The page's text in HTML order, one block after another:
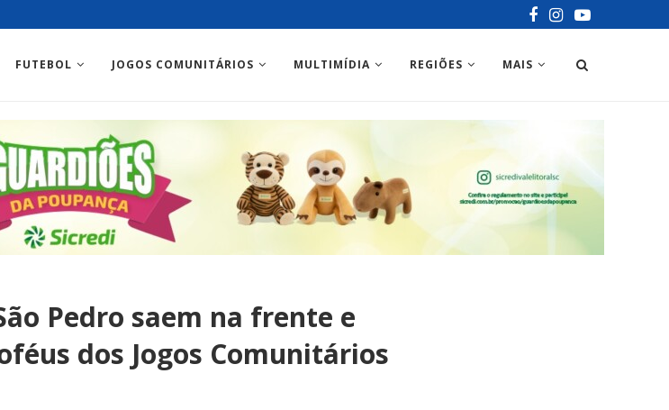
FUTEBOL JOGOS COMUNITÁRIOS MULTIMÍDIA REGIÕES MAIS
Pedro saem na frente e
dos Jogos Comunitários